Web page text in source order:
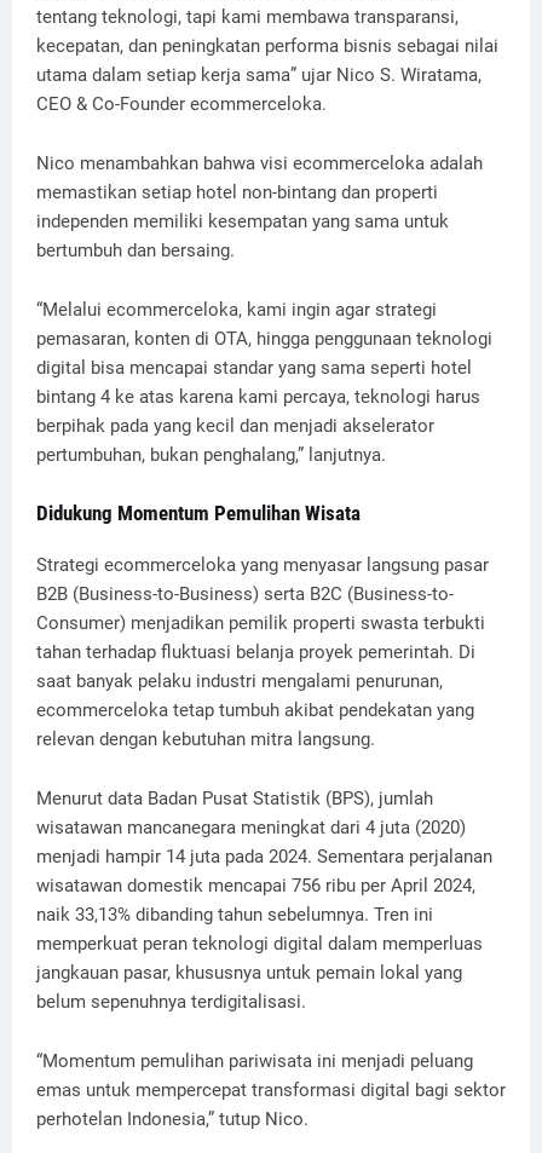
tentang teknologi, tapi kami membawa transparansi,
kecepatan, dan peningkatan performa bisnis sebagai nilai
utama dalam setiap kerja sama” ujar Nico S. Wiratama,
CEO & Co-Founder ecommerceloka.
Nico menambahkan bahwa visi ecommerceloka adalah
memastikan setiap hotel non-bintang dan properti
independen memiliki kesempatan yang sama untuk
bertumbuh dan bersaing.
“Melalui ecommerceloka, kami ingin agar strategi
pemasaran, konten di OTA, hingga penggunaan teknologi
digital bisa mencapai standar yang sama seperti hotel
bintang 4 ke atas karena kami percaya, teknologi harus
berpihak pada yang kecil dan menjadi akselerator
pertumbuhan, bukan penghalang,” lanjutnya.
Didukung Momentum Pemulihan Wisata
Strategi ecommerceloka yang menyasar langsung pasar
B2B (Business-to-Business) serta B2C (Business-to-
Consumer) menjadikan pemilik properti swasta terbukti
tahan terhadap fluktuasi belanja proyek pemerintah. Di
saat banyak pelaku industri mengalami penurunan,
ecommerceloka tetap tumbuh akibat pendekatan yang
relevan dengan kebutuhan mitra langsung.
Menurut data Badan Pusat Statistik (BPS), jumlah
wisatawan mancanegara meningkat dari 4 juta (2020)
menjadi hampir 14 juta pada 2024. Sementara perjalanan
wisatawan domestik mencapai 756 ribu per April 2024,
naik 33,13% dibanding tahun sebelumnya. Tren ini
memperkuat peran teknologi digital dalam memperluas
jangkauan pasar, khususnya untuk pemain lokal yang
belum sepenuhnya terdigitalisasi.
“Momentum pemulihan pariwisata ini menjadi peluang
emas untuk mempercepat transformasi digital bagi sektor
perhotelan Indonesia,” tutup Nico.